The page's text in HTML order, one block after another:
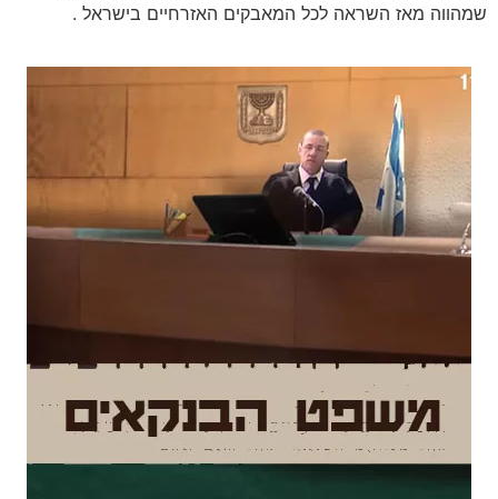
שמהווה מאז השראה לכל המאבקים האזרחיים בישראל .